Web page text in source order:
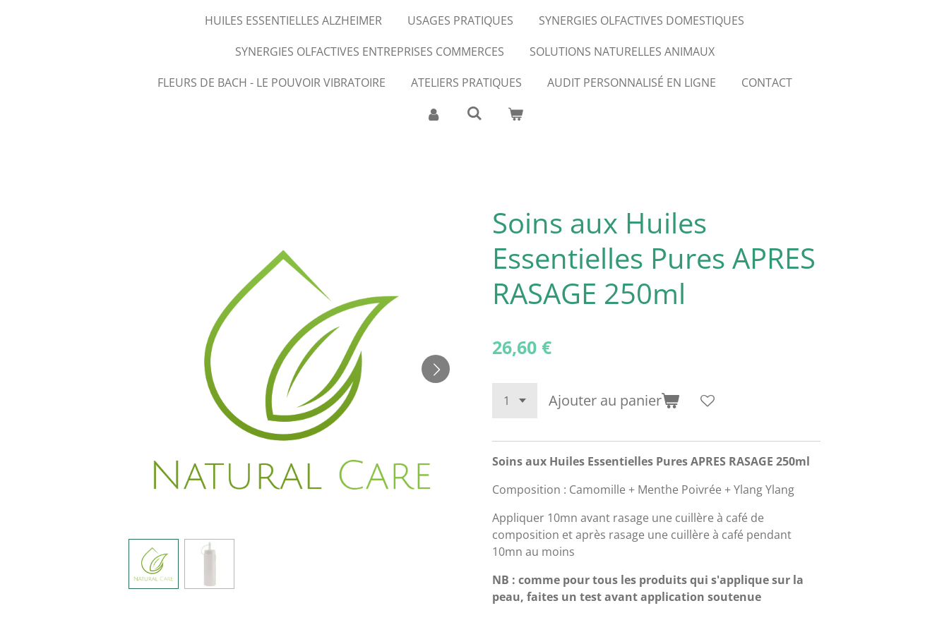
HUILES ESSENTIELLES ALZHEIMER
USAGES PRATIQUES
SYNERGIES OLFACTIVES DOMESTIQUES
SYNERGIES OLFACTIVES ENTREPRISES COMMERCES
SOLUTIONS NATURELLES ANIMAUX
FLEURS DE BACH - LE POUVOIR VIBRATOIRE
ATELIERS PRATIQUES AUDIT PERSONNALISÉ EN LIGNE CONTACT
Soins aux Huiles
Essentielles Pures APRES
RASAGE 250ml
26,60 €
Ajouter au panier
Soins aux Huiles Essentielles Pures APRES RASAGE 250ml
Composition : Camomille + Menthe Poivrée + Ylang Ylang
Appliquer 10mn avant rasage une cuillère à café de
composition et après rasage une cuillère à café pendant
10mn au moins
NB : comme pour tous les produits qui s'applique sur la
peau, faites un test avant application soutenue